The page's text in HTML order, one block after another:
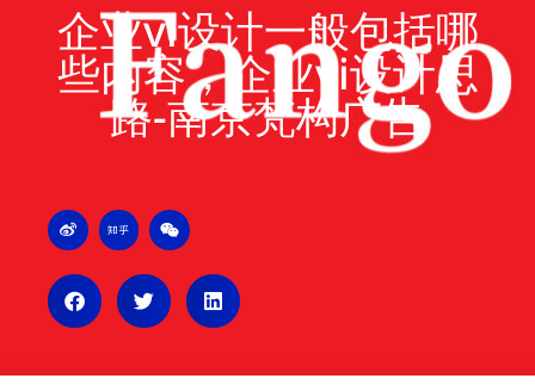
企业vi设计一般包括哪
些内容，企业vi设计思
路-南京梵构广告
W
e
i
o
Z
h
i
u
W
e
i
i
n